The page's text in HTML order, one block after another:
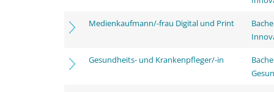
Medienkaufmann/-frau Digital und Print
Gesundheits- und Krankenpfleger/-in